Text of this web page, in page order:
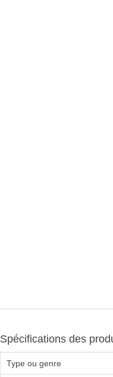
Spécifications des
Type ou genre